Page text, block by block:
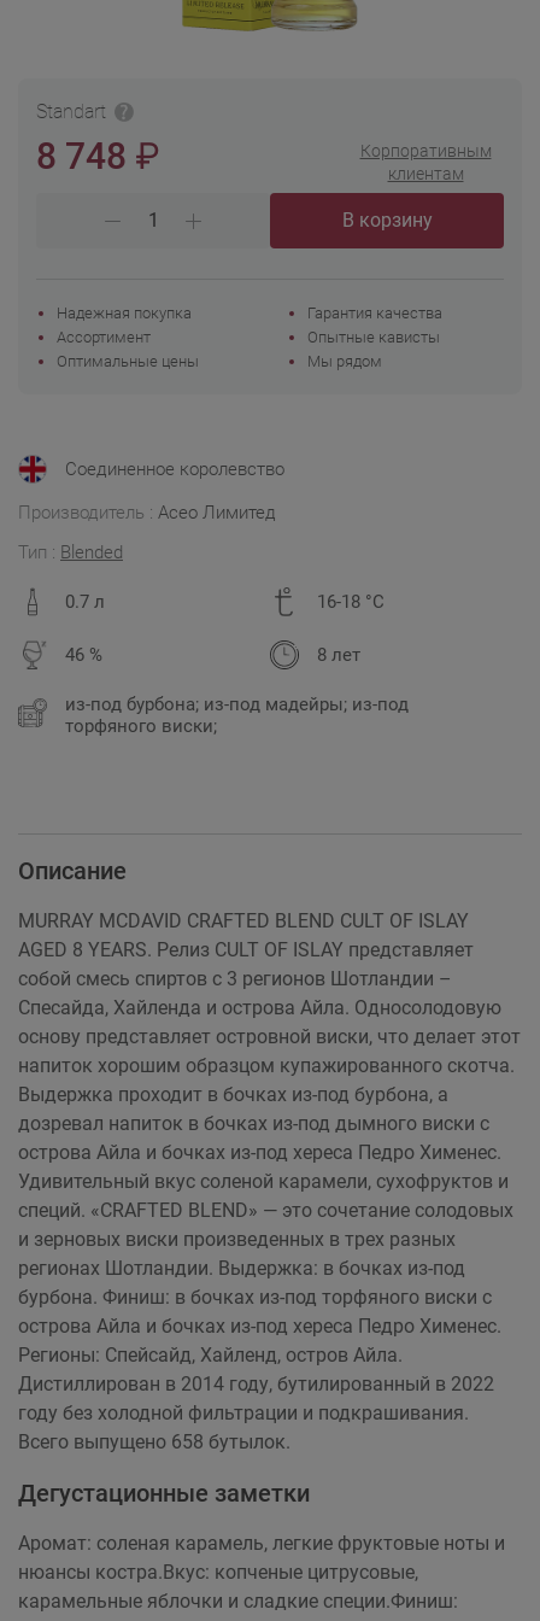
Соединенное королевство
Производитель : Асео Лимитед
Тип : Blended
0.7 л 16-18 °C
46 % 8 лет
из-под бурбона; из-под мадейры; из-под
торфяного виски;
Standart
8 748 ₽
Корпоративным
клиентам
В корзину
Надежная покупка
Гарантия качества
Ассортимент
Опытные кависты
Оптимальные цены
Мы рядом
Описание
MURRAY MCDAVID CRAFTED BLEND CULT OF ISLAY
AGED 8 YEARS. Релиз CULT OF ISLAY представляет
собой смесь спиртов с 3 регионов Шотландии –
Спесайда, Хайленда и острова Айла. Односолодовую
основу представляет островной виски, что делает этот
напиток хорошим образцом купажированного скотча.
Выдержка проходит в бочках из-под бурбона, а
дозревал напиток в бочках из-под дымного виски с
острова Айла и бочках из-под хереса Педро Хименес.
Удивительный вкус соленой карамели, сухофруктов и
специй. «CRAFTED BLEND» — это сочетание солодовых
и зерновых виски произведенных в трех разных
регионах Шотландии. Выдержка: в бочках из-под
бурбона. Финиш: в бочках из-под торфяного виски с
острова Айла и бочках из-под хереса Педро Хименес.
Регионы: Спейсайд, Хайленд, остров Айла.
Дистиллирован в 2014 году, бутилированный в 2022
году без холодной фильтрации и подкрашивания.
Всего выпущено 658 бутылок.
Дегустационные заметки
Аромат: соленая карамель, легкие фруктовые ноты и
нюансы костра.Вкус: копченые цитрусовые,
карамельные яблочки и сладкие специи.Финиш: